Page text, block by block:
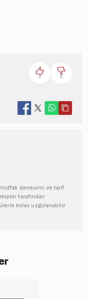
0 0
deneyimi ve tarif
tarafından
kolay uygulanabilir